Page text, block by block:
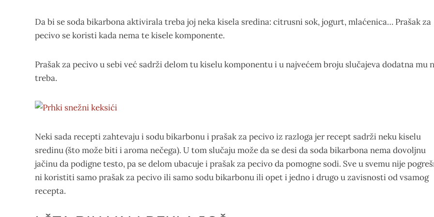
Da bi se soda bikarbona aktivirala treba joj neka kisela sredina: citrusni sok, jogurt, mlaćenica… Prašak za
pecivo se koristi kada nema te kisele komponente.
Prašak za pecivo u sebi već sadrži delom tu kiselu komponentu i u najvećem broju slučajeva dodatna mu
treba.
Neki sada recepti zahtevaju i sodu bikarbonu i prašak za pecivo iz razloga jer recept sadrži neku kiselu
sredinu (što može biti i aroma nečega). U tom slučaju može da se desi da soda bikarbona nema dovoljnu
jačinu da podigne testo, pa se delom ubacuje i prašak za pecivo da pomogne sodi. Sve u svemu nije
ni koristiti samo prašak za pecivo ili samo sodu bikarbonu ili opet i jedno i drugo u zavisnosti od vsamog
recepta.